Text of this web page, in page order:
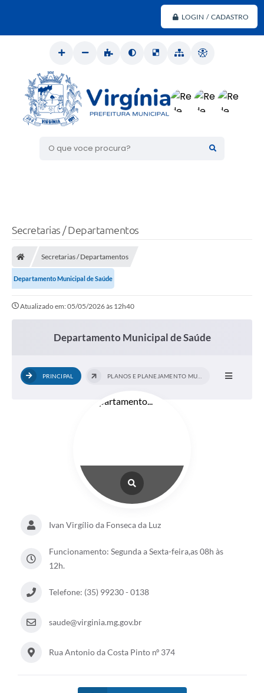
LOGIN / CADASTRO
O que voce procura?
Secretarias / Departamentos
Secretarias / Departamentos
Departamento Municipal de Saúde
Atualizado em: 05/05/2026 às 12h40
Departamento Municipal de Saúde
PRINCIPAL
Ivan Virgílio da Fonseca da Luz
Funcionamento: Segunda a Sexta-feira,as 08h às
12h.
Telefone: (35) 99230 - 0138
saude@virginia.mg.gov.br
Rua Antonio da Costa Pinto nº 374